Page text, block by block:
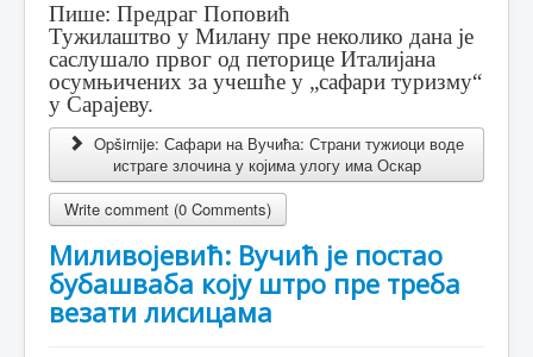
Пише: Предраг Поповић
Тужилаштво у Милану пре неколико дана је
саслушало првог од петорице Италијана
осумњичених за учешће у „сафари туризму“
у Сарајеву.
Opširnije: Сафари на Вучића: Страни тужиоци воде
истраге злочина у којима улогу има Оскар
Write comment (0 Comments)
Миливојевић: Вучић је постао
бубашваба коју штро пре треба
везати лисицама